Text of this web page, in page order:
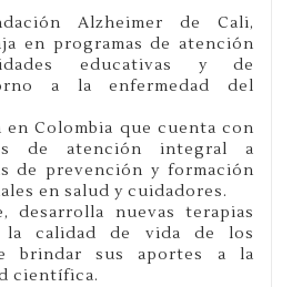
Alzheimer de Cali,
en programas de atención
educativas y de
a la enfermedad del
Colombia que cuenta con
de atención integral a
de prevención y formación
en salud y cuidadores.
desarrolla nuevas terapias
la calidad de vida de los
brindar sus aportes a la
científica.